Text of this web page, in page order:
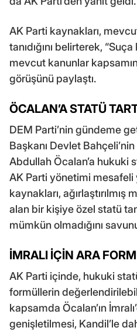
AK Parti kaynakları,
tanıdığını belirterek,
mevcut kanunlar
görüşünü paylaştı.
ÖCALAN’A STATÜ
DEM Parti’nin gündeme
Başkanı Devlet
Abdullah Öcalan’a hukuki
AK Parti yönetimi mesafeli
kaynakları, ağırlaştırılmış
alan bir kişiye özel statü
mümkün olmadığını
İMRALI İÇİN ARA
AK Parti içinde, hukuki
formüllerin
kapsamda Öcalan’ın
genişletilmesi, Kandil’le